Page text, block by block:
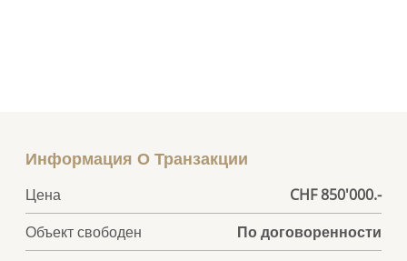
Информация О Транзакции
Цена
CHF 850'000.-
Объект свободен
По договоренности